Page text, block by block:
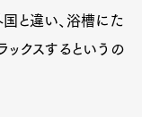
国と違い、浴槽にた
クスするというの